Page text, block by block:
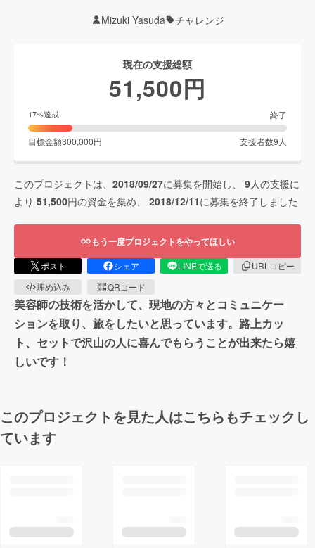
Mizuki Yasuda チャレンジ
現在の支援総額
51,500円
17%達成 終了
目標金額300,000円 支援者数9 人
このプロジェクトは、 2018/09/27に募集を開始し、 9人の支援に
より 51,500円の資金を集め、 2018/12/11に募集を終了しました
もう一度プロジェクトをやってほしい
ポスト シェア LINEで送る
URLコピー
埋め込み
QRコード
美容師の技術を活かして、現地の方々とコミュニケー
ションを取り、旅をしたいと思っています。路上カッ
ト、セットで沢山の人に喜んでもらうことが出来たら嬉
しいです！
このプロジェクトを見た人はこちらもチェックし
ています